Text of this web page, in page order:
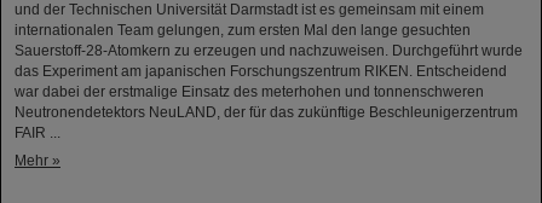
und der Technischen Universität Darmstadt ist es gemeinsam mit einem
internationalen Team gelungen, zum ersten Mal den lange gesuchten
Sauerstoff-28-Atomkern zu erzeugen und nachzuweisen. Durchgeführt wurde
das Experiment am japanischen Forschungszentrum RIKEN. Entscheidend
war dabei der erstmalige Einsatz des meterhohen und tonnenschweren
Neutronendetektors NeuLAND, der für das zukünftige Beschleunigerzentrum
FAIR ...
Mehr »